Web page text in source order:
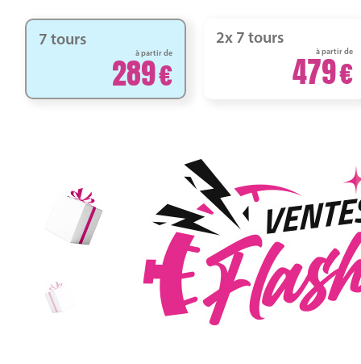
7 tours
à partir de
289
2x 7 tours
à partir de
479